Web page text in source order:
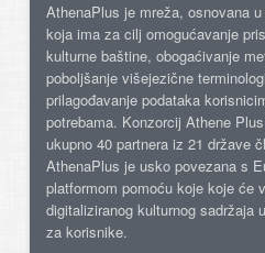
AthenaPlus je mreža, osnovana
koja ima za cilj omogućavanje
kulturne baštine, obogaćivanje
poboljšanje višejezične
prilagođavanje podataka
potrebama. Konzorcij Athene
ukupno 40 partnera iz 21 države
AthenaPlus je usko povezana s
platformom pomoću koje koje će
digitaliziranog kulturnog sadržaja
za korisnike.